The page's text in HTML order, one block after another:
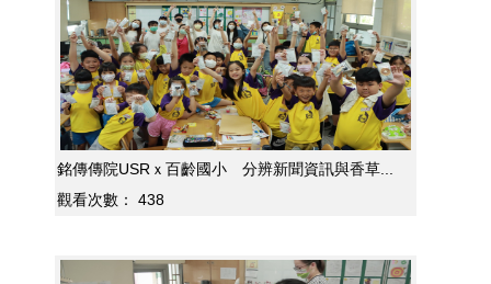
銘傳傳院USRｘ百齡國小 分辨新聞資訊與香草...
觀看次數：
438